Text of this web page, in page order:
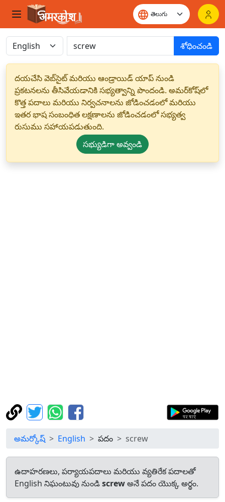
శోధించండి
దయచేసి వెబ్‌సైట్ మరియు ఆండ్రాయిడ్ యాప్ నుండి
ప్రకటనలను తీసివేయడానికి సభ్యత్వాన్ని పొందండి. అమర్‌కోష్‌లో
కొత్త పదాలు మరియు నిర్వచనాలను జోడించడంలో మరియు
ఇతర భాష సంబంధిత లక్షణాలను జోడించడంలో సభ్యత్వ
రుసుము సహాయపడుతుంది.
సభ్యుడిగా అవ్వండి
అమర్కోష్ English పదం screw
ఉదాహరణలు, పర్యాయపదాలు మరియు వ్యతిరేక పదాలతో
English నిఘంటువు నుండిscrewఅనే పదం యొక్క అర్థం.